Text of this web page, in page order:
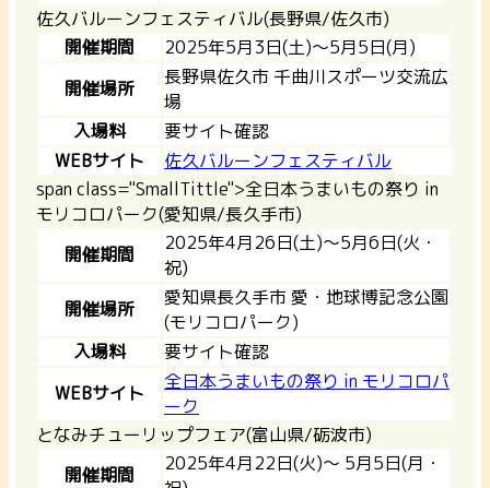
佐久バルーンフェスティバル(長野県/佐久市)
開催期間
2025年5月3日(土)～5月5日(月)
開催場所
長野県佐久市 千曲川スポーツ交流広
場
入場料
要サイト確認
WEBサイト
佐久バルーンフェスティバル
span class="SmallTittle">全日本うまいもの祭り in
モリコロパーク(愛知県/長久手市)
開催期間
2025年4月26日(土)～5月6日(火・
祝)
開催場所
愛知県長久手市 愛・地球博記念公園
(モリコロパーク)
入場料
要サイト確認
WEBサイト
全日本うまいもの祭り in モリコロパ
ーク
となみチューリップフェア(富山県/砺波市)
開催期間
2025年4月22日(火)～ 5月5日(月・